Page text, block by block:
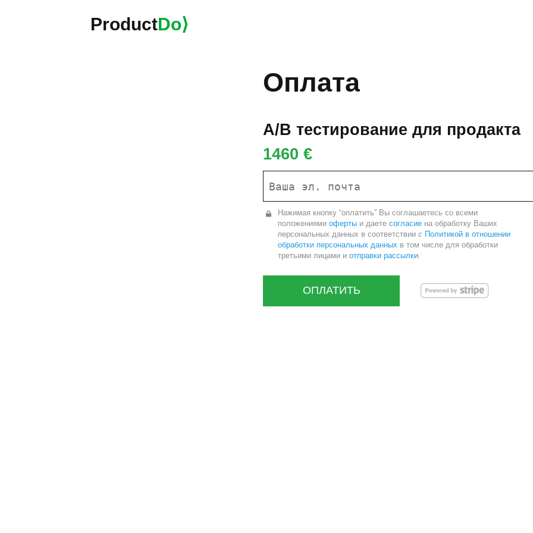
ProductDo⟩
Оплата
A/B тестирование для продакта
1460 €
Нажимая кнопку “оплатить” Вы соглашаетесь со всеми
положениями оферты и даете согласие
персональных данных в соответствии с
Политикой в отношении
обработки персональных данных
третьими лицами и отправки рассылки.